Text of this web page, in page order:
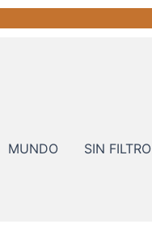
MUNDO SIN FILTRO